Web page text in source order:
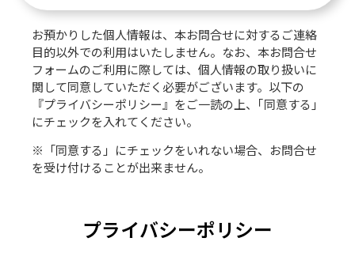
お預かりした個人情報は、本お問合せに対するご連絡
目的以外での利用はいたしません。なお、本お問合せ
フォームのご利用に際しては、個人情報の取り扱いに
関して同意していただく必要がございます。以下の
『プライバシーポリシー』をご一読の上、｢同意する｣
にチェックを入れてください。
※「同意する」にチェックをいれない場合、お問合せ
を受け付けることが出来ません。
プライバシーポリシー